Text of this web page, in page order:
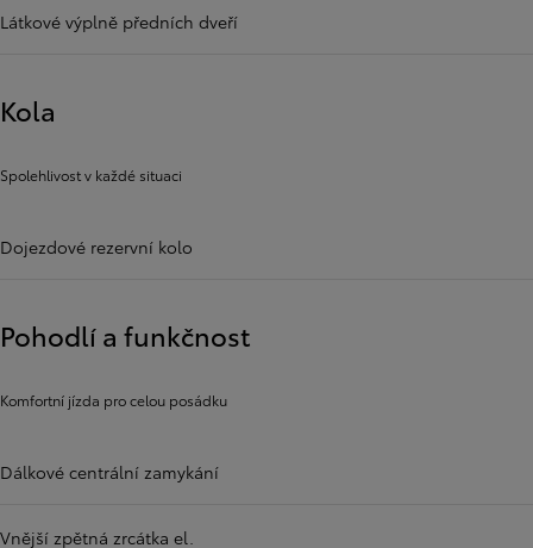
Látkové výplně předních dveří
Kola
Spolehlivost v každé situaci
Dojezdové rezervní kolo
Pohodlí a funkčnost
Komfortní jízda pro celou posádku
Dálkové centrální zamykání
Vnější zpětná zrcátka el.